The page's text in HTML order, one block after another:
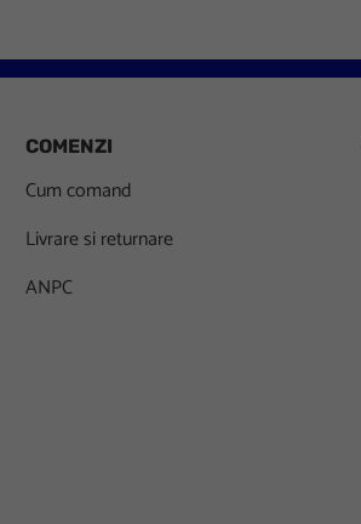
COMENZI
Cum comand
Livrare si returnare
ANPC